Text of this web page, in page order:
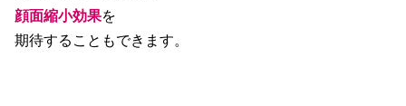
顔面縮小効果を
期待することもできます。